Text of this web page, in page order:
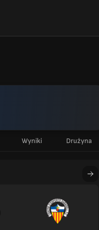
Wyniki Drużyna